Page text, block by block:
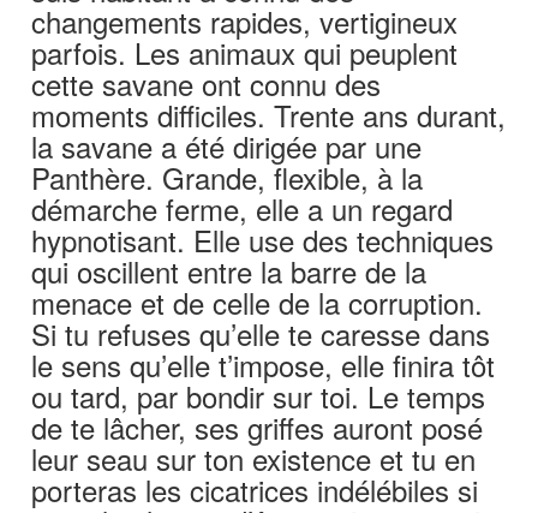
changements rapides, vertigineux
parfois. Les animaux qui peuplent
cette savane ont connu des
moments difficiles. Trente ans durant,
la savane a été dirigée par une
Panthère. Grande, flexible, à la
démarche ferme, elle a un regard
hypnotisant. Elle use des techniques
qui oscillent entre la barre de la
menace et de celle de la corruption.
Si tu refuses qu’elle te caresse dans
le sens qu’elle t’impose, elle finira tôt
ou tard, par bondir sur toi. Le temps
de te lâcher, ses griffes auront posé
leur seau sur ton existence et tu en
porteras les cicatrices indélébiles si